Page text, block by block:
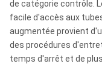
de catégorie contrôle.
facile d'accès aux
augmentée provient
des procédures
temps d'arrêt et de